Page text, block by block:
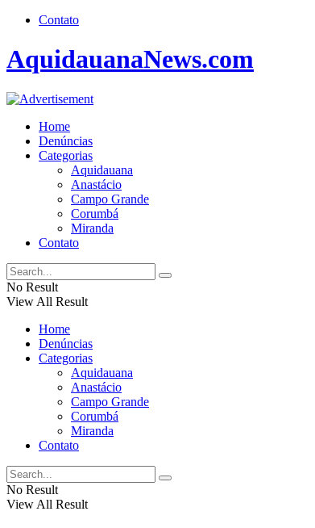
Contato
AquidauanaNews.com
Home
Denúncias
Categorias
Aquidauana
Anastácio
Campo Grande
Corumbá
Miranda
Contato
No Result
View All Result
Home
Denúncias
Categorias
Aquidauana
Anastácio
Campo Grande
Corumbá
Miranda
Contato
No Result
View All Result